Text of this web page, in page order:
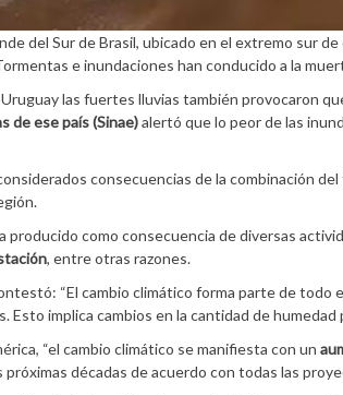
del Sur de Brasil, ubicado en el extremo sur
e inundaciones han conducido a la
las fuertes lluvias también provocaron
de ese país (Sinae)alertó que lo peor de las
consecuencias de la combinación
producido como consecuencia de diversas
, entre otras razones.
“El cambio climático forma parte de todo
Esto implica cambios en la cantidad de
“el cambio climático se manifiesta con un
próximas décadas de acuerdo con todas las